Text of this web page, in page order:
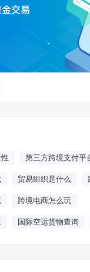
第三方跨境支付平
贸易组织是什么
跨境电商怎么玩
国际空运货物查询